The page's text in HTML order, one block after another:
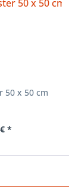
50 x 50 cm
*